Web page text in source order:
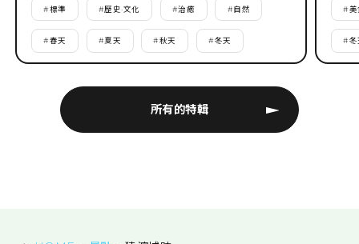
所有的特輯
#標準 #歷史·文化 #治癒 #自然
#春天 #夏天 #秋天 #冬天
#美
#冬